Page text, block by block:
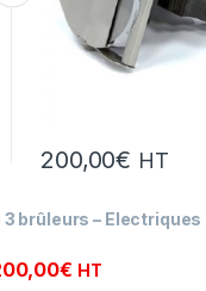
200,00€ HT
brûleurs – Electriques
€ HT